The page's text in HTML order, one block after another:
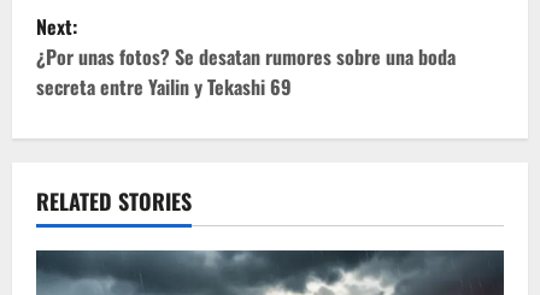
t
n
v
i
Next:
¿Por unas fotos? Se desatan rumores sobre una boda
secreta entre Yailin y Tekashi 69
RELATED STORIES